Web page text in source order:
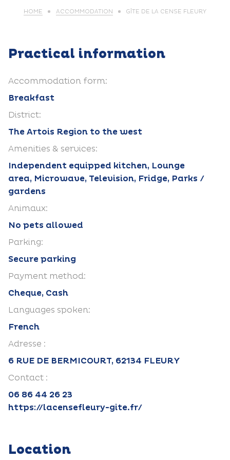
HOME ACCOMMODATION GÎTE DE LA CENSE FLEURY
Practical information
Accommodation form:
Breakfast
District:
The Artois Region to the west
Amenities & services:
Independent equipped kitchen, Lounge
area, Microwave, Television, Fridge, Parks /
gardens
Animaux:
No pets allowed
Parking:
Secure parking
Payment method:
Cheque, Cash
Languages spoken:
French
Adresse :
6 RUE DE BERMICOURT, 62134 FLEURY
Contact :
06 86 44 26 23
https://lacensefleury-gite.fr/
Location